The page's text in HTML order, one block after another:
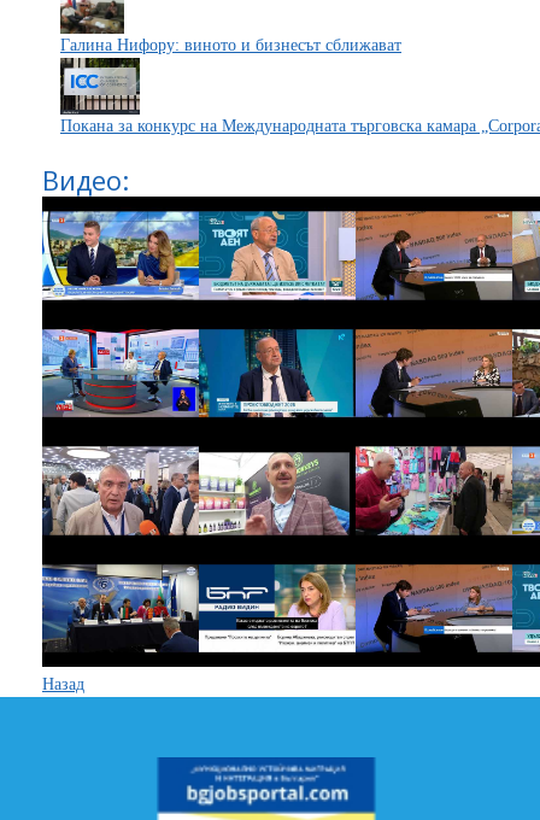
Галина Нифору: виното и бизнесът сближават
Покана за конкурс на Международната търговска камара
Видео:
Назад